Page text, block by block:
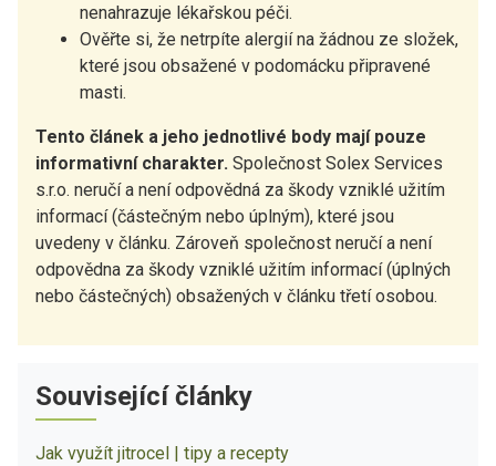
nenahrazuje lékařskou péči.
Ověřte si, že netrpíte alergií na žádnou ze složek,
které jsou obsažené v podomácku připravené
masti.
Tento článek a jeho jednotlivé body mají pouze
informativní charakter. Společnost Solex Services
s.r.o. neručí a není odpovědná za škody vzniklé užitím
informací (částečným nebo úplným), které jsou
uvedeny v článku. Zároveň společnost neručí a není
odpovědna za škody vzniklé užitím informací (úplných
nebo částečných) obsažených v článku třetí osobou.
Související články
Jak využít jitrocel | tipy a recepty